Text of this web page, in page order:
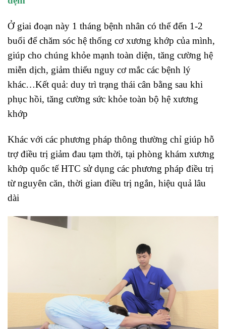
Ở giai đoạn này 1 tháng bệnh nhân có thể đến 1-2
buổi để chăm sóc hệ thống cơ xương khớp của mình,
giúp cho chúng khỏe mạnh toàn diện, tăng cường hệ
miễn dịch, giảm thiểu nguy cơ mắc các bệnh lý
khác…Kết quả: duy trì trạng thái cân bằng sau khi
phục hồi, tăng cường sức khỏe toàn bộ hệ xương
khớp
Khác với các phương pháp thông thường chỉ giúp hỗ
trợ điều trị giảm đau tạm thời, tại phòng khám xương
khớp quốc tế HTC sử dụng các phương pháp điều trị
từ nguyên căn, thời gian điều trị ngắn, hiệu quả lâu
dài